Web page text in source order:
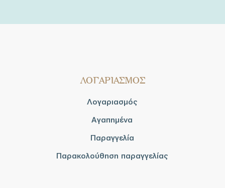
ΛΟΓΑΡΙΑΣΜΟΣ
Λογαριασμός
Αγαπημένα
Παραγγελία
Παρακολούθηση παραγγελίας